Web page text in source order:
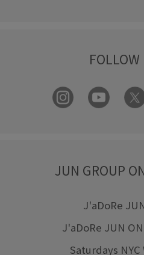
FOLLOW
JUN GROUP
J'aDoRe
J'aDoRe JUN
Saturdays NYC